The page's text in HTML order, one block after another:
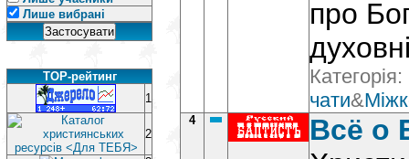
Лише вибрані
TOP-рейтинг
1
2
про
Категорія:
чати&
4
Всё о